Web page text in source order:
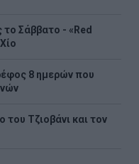
το Σάββατο - «Red
8 ημερών που
του Τζιοβάνι και τον